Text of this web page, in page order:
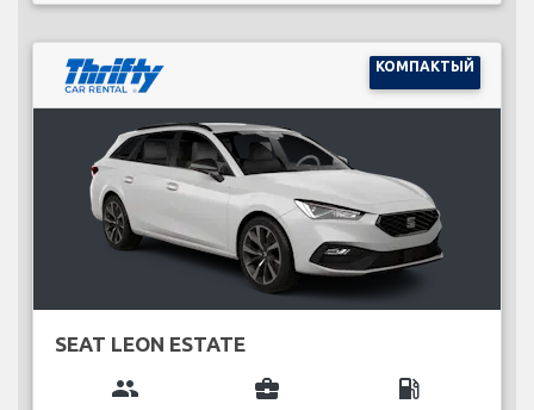
КОМПАКТЫЙ
SEAT LEON ESTATE
group business_center local_gas_station